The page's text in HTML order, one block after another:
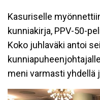
Kasuriselle
kunniakirja, PPV-50-
Koko juhlaväki antoi
meni varmasti yhdellä